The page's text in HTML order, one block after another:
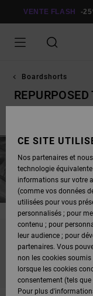
GRILLE
VENTE FLASH -
Boardshorts
REPURPOSED
NE PARTEZ
SERONT
CE SITE
Nos partenaires et
technologie
informations sur votre
(comme vos données
utilisées pour vous
personnalisés ; pour
contenu ; pour
leur audience ; pour
partenaires. Vous
non les cookies
lorsque les cookies
consentement (tels que
Pour plus